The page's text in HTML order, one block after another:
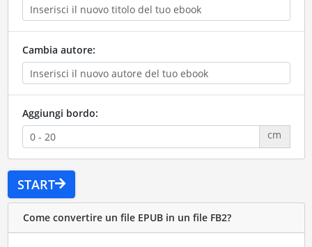
Cambia autore:
Aggiungi bordo:
cm
START
Come convertire un file EPUB in un file FB2?